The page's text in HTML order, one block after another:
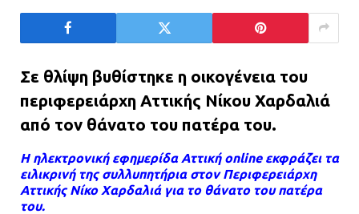
Σε θλίψη βυθίστηκε η οικογένεια του
περιφερειάρχη Αττικής Νίκου Χαρδαλιά
από τον θάνατο του πατέρα του.
Η ηλεκτρονική εφημερίδα Αττική online εκφράζει τα
ειλικρινή της συλλυπητήρια στον Περιφερειάρχη
Αττικής Νίκο Χαρδαλιά για το θάνατο του πατέρα
του.